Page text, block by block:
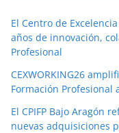
El Centro de
años de innovación,
Profesional
CEXWORKING26
Formación Profesional
El CPIFP Bajo Aragón
nuevas adquisiciones